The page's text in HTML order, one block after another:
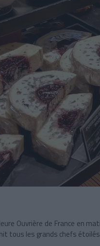
Ouvrière de France en
tous les grands chefs